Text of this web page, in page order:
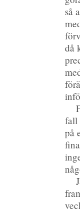
så
då
fall
på